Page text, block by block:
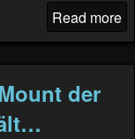
Read more
der